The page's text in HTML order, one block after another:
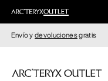
Envío ydevolucionesgratis